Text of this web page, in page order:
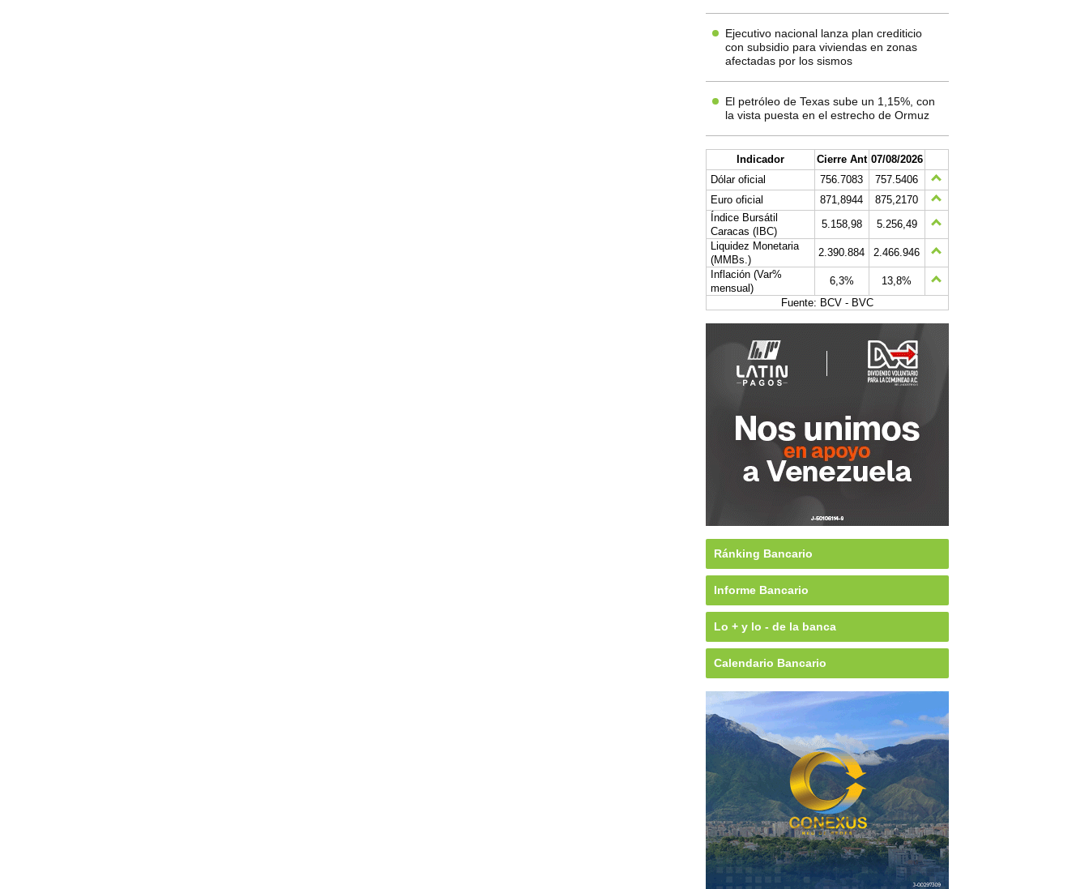
Ejecutivo nacional lanza plan crediticio
con subsidio para viviendas en zonas
afectadas por los sismos
El petróleo de Texas sube un 1,15%, con
la vista puesta en el estrecho de Ormuz
Indicador Cierre Ant 07/08/2026
Dólar oficial
756.7083
757.5406
Euro oficial
871,8944
875,2170
Índice Bursátil
Caracas (IBC)
5.158,98
5.256,49
Liquidez Monetaria
(MMBs.)
2.390.884
2.466.946
Inflación (Var%
mensual)
6,3%
13,8%
Fuente: BCV - BVC
Ránking Bancario
Informe Bancario
Lo + y lo - de la banca
Calendario Bancario